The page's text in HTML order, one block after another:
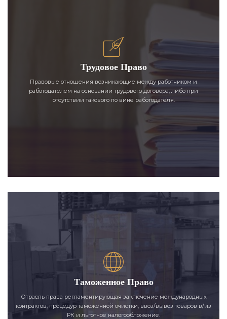
Трудовое Право
Правовые отношения возникающие между работником и
работодателем на основании трудового договора, либо при
отсутствии такового по вине работодателя.
Таможенное Право
Отрасль права регламентирующая заключение международных
контрактов, процедур таможенной очистки, ввоз/вывоз товаров в/из
РК и льготное налогообложение.